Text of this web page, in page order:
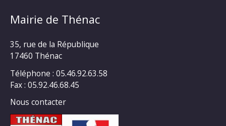
Mairie de Thénac
35, rue de la République
17460 Thénac
Téléphone : 05.46.92.63.58
Fax : 05.92.46.68.45
Nous contacter